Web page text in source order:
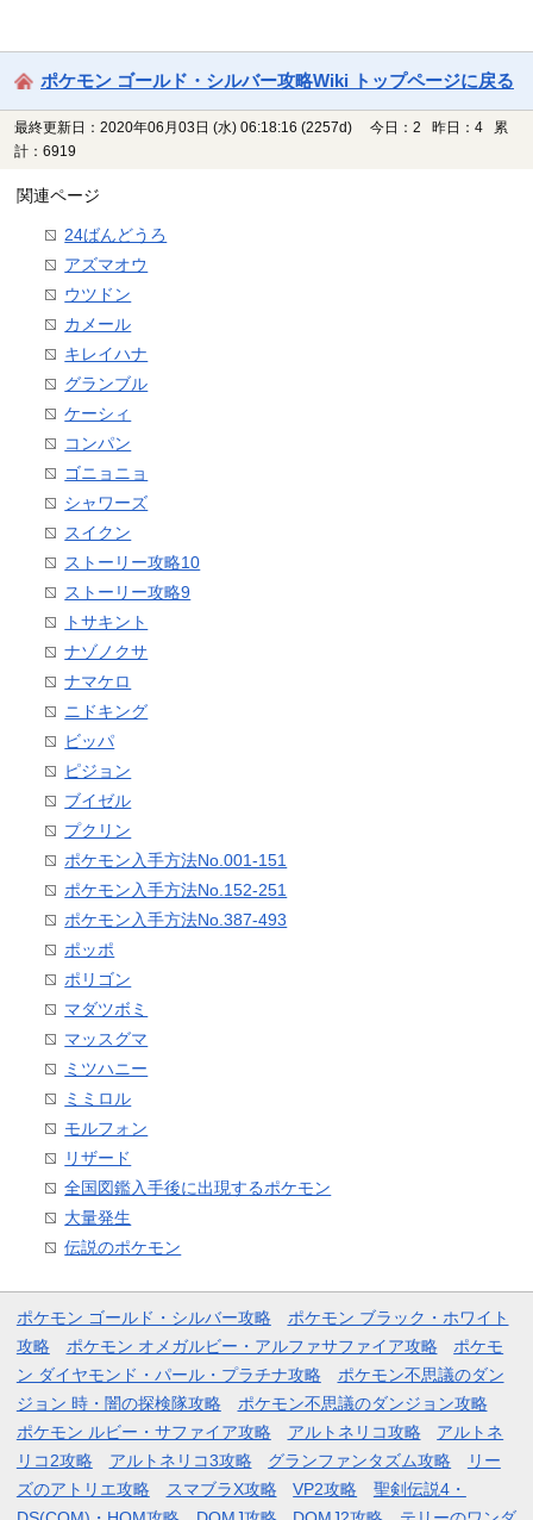
ポケモン ゴールド・シルバー攻略Wiki トップページに戻る
最終更新日：2020年06月03日 (水) 06:18:16 (2257d)
今日：2 昨日：4 累
計：6919
関連ページ
24ばんどうろ
アズマオウ
ウツドン
カメール
キレイハナ
グランブル
ケーシィ
コンパン
ゴニョニョ
シャワーズ
スイクン
ストーリー攻略10
ストーリー攻略9
トサキント
ナゾノクサ
ナマケロ
ニドキング
ビッパ
ピジョン
ブイゼル
プクリン
ポケモン入手方法No.001-151
ポケモン入手方法No.152-251
ポケモン入手方法No.387-493
ポッポ
ポリゴン
マダツボミ
マッスグマ
ミツハニー
ミミロル
モルフォン
リザード
全国図鑑入手後に出現するポケモン
大量発生
伝説のポケモン
ポケモン ゴールド・シルバー攻略
ポケモン ブラック・ホワイト
攻略
ポケモン オメガルビー・アルファサファイア攻略
ポケモ
ン ダイヤモンド・パール・プラチナ攻略
ポケモン不思議のダン
ジョン 時・闇の探検隊攻略
ポケモン不思議のダンジョン攻略
ポケモン ルビー・サファイア攻略
アルトネリコ攻略
アルトネ
リコ2攻略
アルトネリコ3攻略 グランファンタズム攻略
リー
ズのアトリエ攻略
スマブラX攻略 VP2攻略
聖剣伝説4・